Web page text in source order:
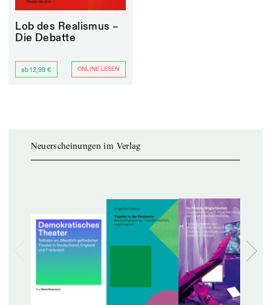
Lob des Realismus –
Die Debatte
ab 12,99 € ONLINE LESEN
Neuerscheinungen im Verlag